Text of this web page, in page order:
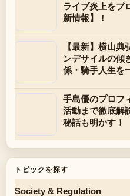
ライブ炎上をプ
新情報】！
【最新】横山
ンデサイルの傾
係・騎手人生を
手島優のプロフ
活動まで徹底解
秘話も明かす！
トピックを探す
Society & Regulation